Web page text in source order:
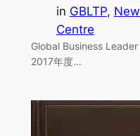
in GBLTP,
Centre
Global Business
2017年度…